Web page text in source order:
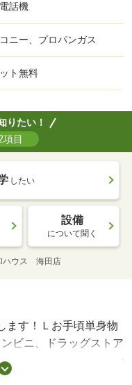
話機
ニー、プロパンガス
ト無料
りたい！
目
したい
設備
について聞く
ハウス 海田店
ます！Ｌお手頃単身物
ビニ、ドラッグストア
加入要（ＹＥＬＬ保証
（下限２万）【更